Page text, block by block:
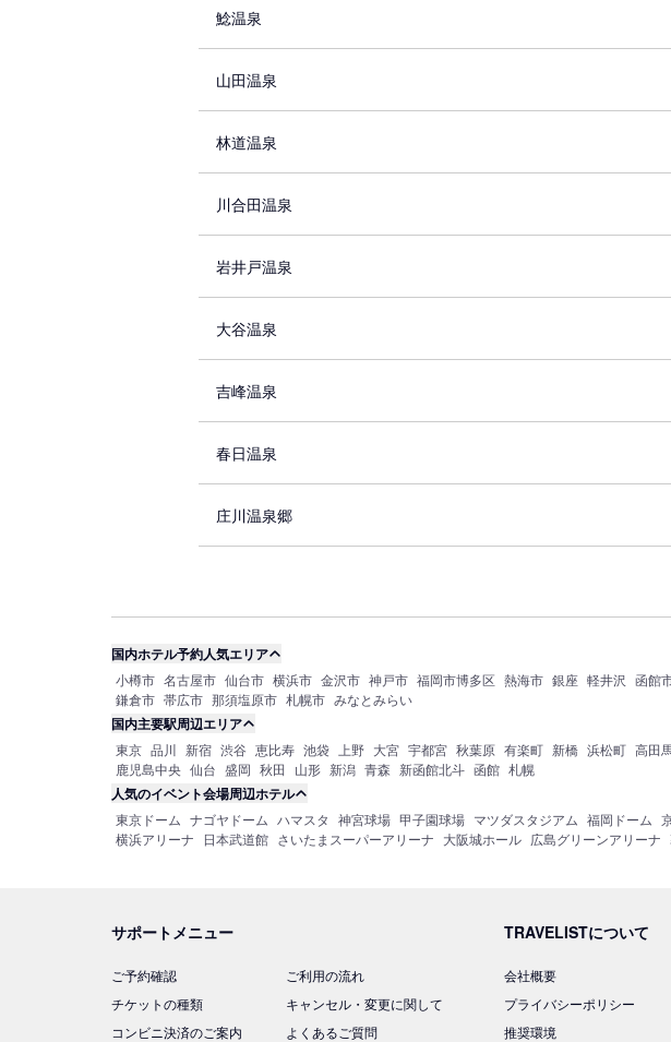
鯰温泉
山田温泉
林道温泉
川合田温泉
岩井戸温泉
大谷温泉
吉峰温泉
春日温泉
庄川温泉郷
国内ホテル予約人気エリア
小樽市 名古屋市 仙台市 横浜市 金沢市 神戸市 福岡市博多区 熱海市 銀座 軽井沢 函館
鎌倉市 帯広市 那須塩原市 札幌市 みなとみらい
国内主要駅周辺エリア
東京 品川 新宿 渋谷 恵比寿 池袋 上野 大宮 宇都宮 秋葉原 有楽町 新橋 浜松町 高田
鹿児島中央 仙台 盛岡 秋田 山形 新潟 青森 新函館北斗 函館 札幌
人気のイベント会場周辺ホテル
東京ドーム ナゴヤドーム ハマスタ 神宮球場 甲子園球場 マツダスタジアム 福岡ドーム
横浜アリーナ
日本武道館 さいたまスーパーアリーナ 大阪城ホール 広島グリーンアリーナ
サポートメニュー
ご予約確認
ご利用の流れ
チケットの種類
キャンセル・変更に関して
コンビニ決済のご案内
よくあるご質問
TRAVELISTについて
会社概要
プライバシーポリシー
推奨環境